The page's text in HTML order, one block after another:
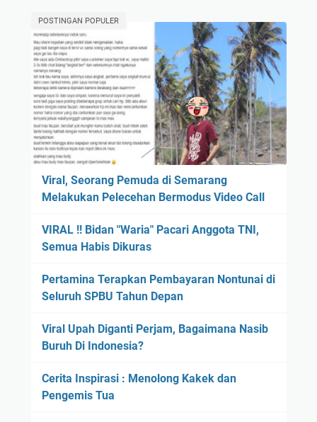
POSTINGAN POPULER
Viral, Seorang Pemuda di Semarang
Melakukan Pelecehan Bermodus Video Call
VIRAL !! Bidan "Waria" Pacari Anggota TNI,
Semua Habis Dikuras
Pertamina Terapkan Pembayaran Nontunai di
Seluruh SPBU Tahun Depan
Viral Upah Diganti Perjam, Bagaimana Nasib
Buruh Di Indonesia?
Cerita Inspirasi : Menolong Kakek dan
Pengemis Tua